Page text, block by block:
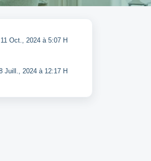
Oct., 2024 à 5:07 H
Juill., 2024 à 12:17 H